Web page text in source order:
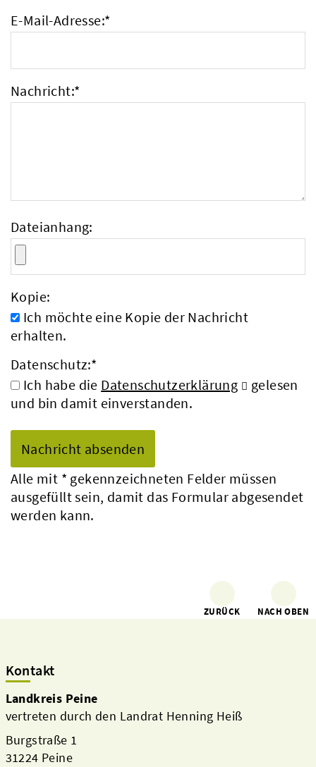
E-Mail-Adresse:*
Nachricht:*
Dateianhang:
Kopie:
Ich möchte eine Kopie der Nachricht
erhalten.
Datenschutz:*
Ich habe die Datenschutzerklärung
gelesen
und bin damit einverstanden.
Alle mit * gekennzeichneten Felder müssen
ausgefüllt sein, damit das Formular abgesendet
werden kann.
ZURÜCK NACH OBEN
Kontakt
Landkreis Peine
vertreten durch den Landrat Henning Heiß
Burgstraße 1
31224 Peine